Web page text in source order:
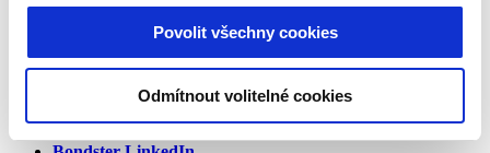
Povolit všechny cookies
Odmítnout volitelné cookies
Alternative: